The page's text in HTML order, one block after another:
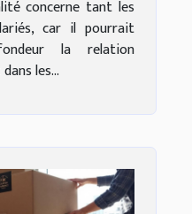
concerne tant les
car il pourrait
la relation
les...